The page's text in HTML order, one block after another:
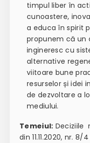
timpul liber în
cunoastere,
a educa în spirit
propunem că un
ingineresc cu
alternative
viitoare bune
resurselor și idei
de dezvoltare a
mediului.
Temeiul: Deciziile
din 11.11.2020, nr. 8/